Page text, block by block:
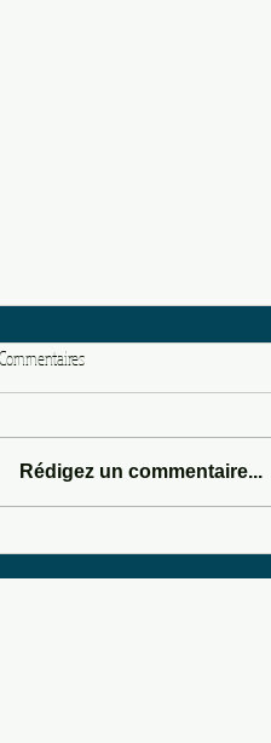
Commentaires
Rédigez un commentaire...